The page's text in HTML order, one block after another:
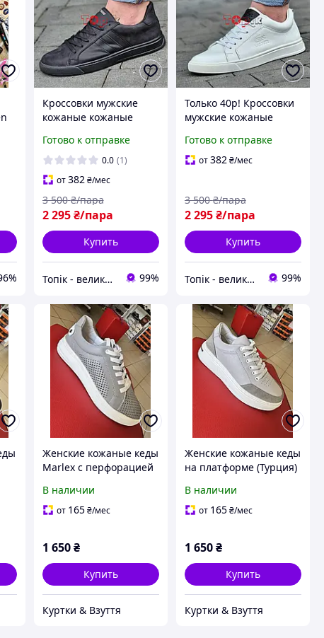
Кроссовки мужские
кожаные кожаные
Кроссовки мужские
черные кожаные кеды
(Код: 3104)
Готово к отправке
0.0 (1)
от382 ₴/мес
2 295 ₴/пара
3 500 ₴/пара
Купить
Топік - великий вибір взуття для чоловіків і жінок 99%
Только 40р! Кроссовки
мужские кожаные
чоловічі білі шкіряні
кеди (Код: 3101)
Готово к отправке
от382₴/мес
2 295₴/пара
3 500 ₴/пара
Купить
Топік - великий вибір взуття для чоловіків і жінок 99%
Женские кожаные кеды
Marlex с перфорацией
кроссовки
В наличии
от 165 ₴/мес
1 650 ₴
Купить
Куртки & Взуття
Женские кожаные кеды
на платформе (Турция)
Комбинированные с
замшей
В наличии
от 165₴/мес
1 650₴
Купить
Куртки & Взуття